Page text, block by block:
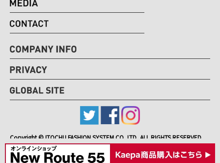
Copyright © ITOCHU FASHION SYSTEM CO.,LTD, ALL RIGHTS RESERVED.